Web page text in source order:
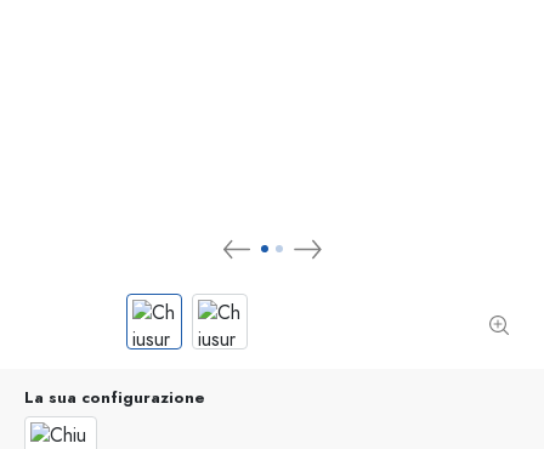
La sua configurazione